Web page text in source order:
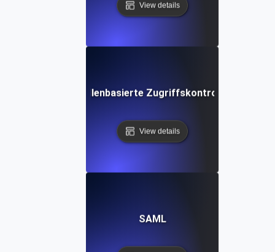
View details
Rollenbasierte Zugriffskontrolle
View details
SAML